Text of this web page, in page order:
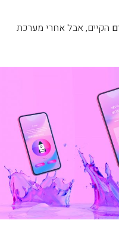
הקיים, אבל אחרי מערכת